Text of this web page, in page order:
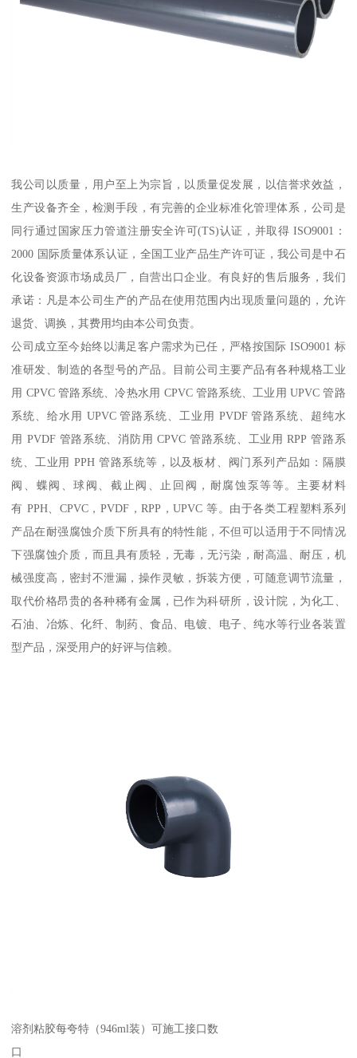
我公司以质量，用户至上为宗旨，以质量促发展，以信誉求效益，
生产设备齐全，检测手段，有完善的企业标准化管理体系，公司是
同行通过国家压力管道注册安全许可(TS)认证，并取得 ISO9001：
2000 国际质量体系认证，全国工业产品生产许可证，我公司是中石
化设备资源市场成员厂，自营出口企业。有良好的售后服务，我们
承诺：凡是本公司生产的产品在使用范围内出现质量问题的，允许
退货、调换，其费用均由本公司负责。
公司成立至今始终以满足客户需求为已任，严格按国际 ISO9001 标
准研发、制造的各型号的产品。目前公司主要产品有各种规格工业
用 CPVC 管路系统、冷热水用 CPVC 管路系统、工业用 UPVC 管路
系统、给水用 UPVC 管路系统、工业用 PVDF 管路系统、超纯水
用 PVDF 管路系统、消防用 CPVC 管路系统、工业用 RPP 管路系
统、工业用 PPH 管路系统等，以及板材、阀门系列产品如：隔膜
阀、蝶阀、球阀、截止阀、止回阀，耐腐蚀泵等等。主要材料
有 PPH、CPVC，PVDF，RPP，UPVC 等。由于各类工程塑料系列
产品在耐强腐蚀介质下所具有的特性能，不但可以适用于不同情况
下强腐蚀介质，而且具有质轻，无毒，无污染，耐高温、耐压，机
械强度高，密封不泄漏，操作灵敏，拆装方便，可随意调节流量，
取代价格昂贵的各种稀有金属，已作为科研所，设计院，为化工、
石油、冶炼、化纤、制药、食品、电镀、电子、纯水等行业各装置
型产品，深受用户的好评与信赖。
溶剂粘胶每夸特（946ml装）可施工接口数
口